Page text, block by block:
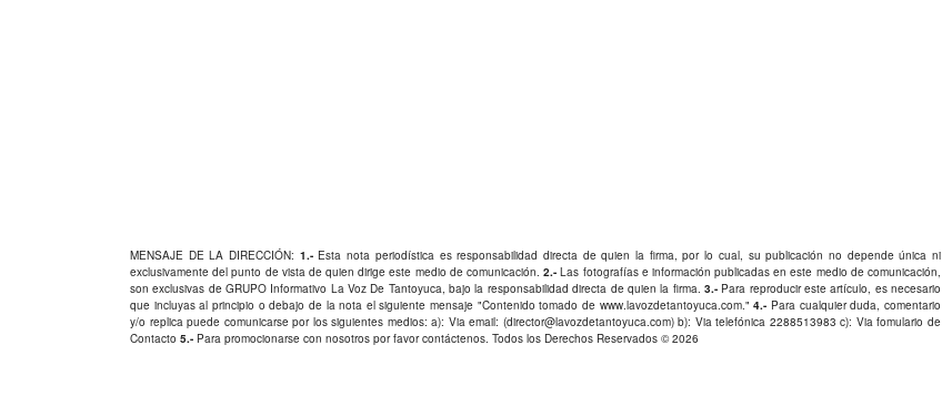
MENSAJE DE LA DIRECCIÓN: 1.-Esta nota periodística es responsabilidad directa de quien la firma, por lo cual, su publicación no depende única ni
exclusivamente del punto de vista de quien dirige este medio de comunicación.2.- Las fotografías e información publicadas en este medio de comunicación,
son exclusivas de GRUPO Informativo La Voz De Tantoyuca, bajo la responsabilidad directa de quien la firma. 3.-Para reproducir este artículo, es necesario
que incluyas al principio o debajo de la nota el siguiente mensaje "Contenido tomado de www.lavozdetantoyuca.com."4.- Para cualquier duda, comentario
y/o replica puede comunicarse por los siguientes medios: a): Via email: (director@lavozdetantoyuca.com) b): Via telefónica 2288513983 c): Via fomulario de
Contacto 5.- Para promocionarse con nosotros por favorcontáctenos. Todos los Derechos Reservados © 2026